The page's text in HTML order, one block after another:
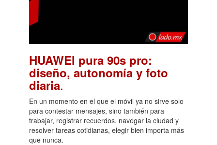
HUAWEI pura 90s pro:
diseño, autonomía y foto
diaria.
En un momento en el que el móvil ya no sirve solo
para contestar mensajes, sino también para
trabajar, registrar recuerdos, navegar la ciudad y
resolver tareas cotidianas, elegir bien importa más
que nunca.